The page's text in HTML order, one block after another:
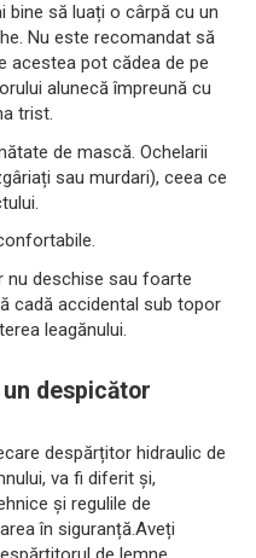
bine să luați o cârpă cu un
Nu este recomandat să
acestea pot cădea de pe
alunecă împreună cu
trist.
de mască. Ochelarii
sau murdari), ceea ce
nu deschise sau foarte
cadă accidental sub topor
leagănului.
despicător
despărțitor hidraulic de
va fi diferit și,
și regulile de
în siguranță.Aveți